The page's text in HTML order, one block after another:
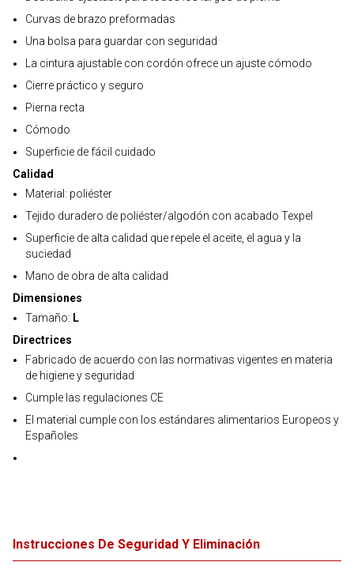
Curvas de brazo preformadas
Una bolsa para guardar con seguridad
La cintura ajustable con cordón ofrece un ajuste cómodo
Cierre práctico y seguro
Pierna recta
Cómodo
Superficie de fácil cuidado
Calidad
Material: poliéster
Tejido duradero de poliéster/algodón con acabado Texpel
Superficie de alta calidad que repele el aceite, el agua y la
suciedad
Mano de obra de alta calidad
Dimensiones
Tamaño: L
Directrices
Fabricado de acuerdo con las normativas vigentes en materia
de higiene y seguridad
Cumple las regulaciones CE
El material cumple con los estándares alimentarios Europeos y
Españoles
Instrucciones De Seguridad Y Eliminación